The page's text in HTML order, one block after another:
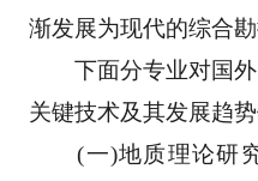
渐发展为现代的综合
下面分专业对国外
关键技术及其发展趋
(一)地质理论研究